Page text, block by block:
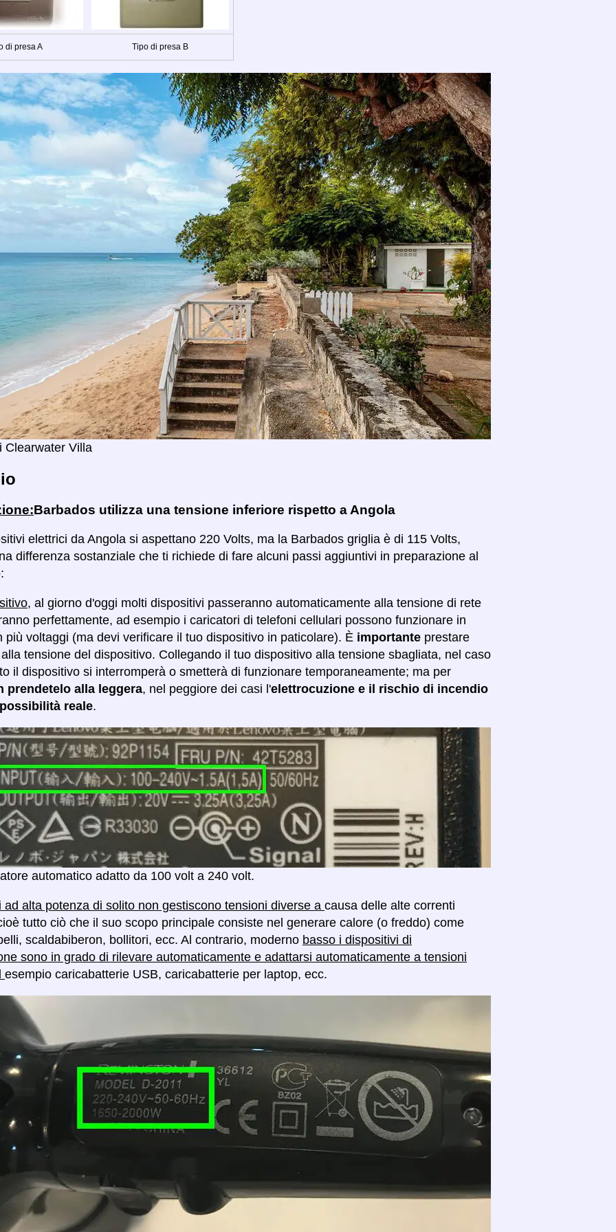
di presa A Tipo di presa B
Clearwater Villa
Barbados utilizza una tensione inferiore rispetto a Angola
elettrici da Angola si aspettano 220 Volts, ma la Barbados griglia è di 115 Volts,
differenza sostanziale che ti richiede di fare alcuni passi aggiuntivi in preparazione al
, al giorno d'oggi molti dispositivi passeranno automaticamente alla tensione di rete
perfettamente, ad esempio i caricatori di telefoni cellulari possono funzionare in
più voltaggi (ma devi verificare il tuo dispositivo in paticolare). È importante prestare
tensione del dispositivo. Collegando il tuo dispositivo alla tensione sbagliata, nel caso
il dispositivo si interromperà o smetterà di funzionare temporaneamente; ma per
prendetelo alla leggera, nel peggiore dei casi l'elettrocuzione e il rischio di incendio
reale.
automatico adatto da 100 volt a 240 volt.
ad alta potenza di solito non gestiscono tensioni diverse a causa delle alte correnti
tutto ciò che il suo scopo principale consiste nel generare calore (o freddo) come
scaldabiberon, bollitori, ecc. Al contrario, moderno basso i dispositivi di
sono in grado di rilevare automaticamente e adattarsi automaticamente a tensioni
esempio caricabatterie USB, caricabatterie per laptop, ecc.